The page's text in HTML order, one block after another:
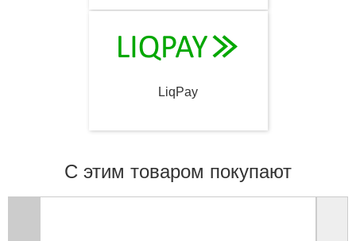
LiqPay
С этим товаром покупают